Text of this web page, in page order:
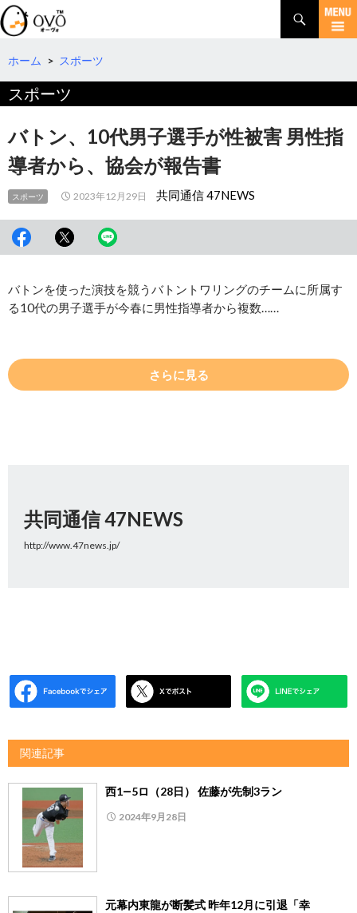
検
索
コ
テ
へ
動
ホーム > スポーツ
スポーツ
バトン、10代男子選手が性被害 男性指
導者から、協会が報告書
スポーツ 2023年12月29日 共同通信 47NEWS
バトンを使った演技を競うバトントワリングのチームに所属す
る10代の男子選手が今春に男性指導者から複数……
さらに見る
共同通信 47NEWS
http://www.47news.jp/
関連記事
西1―5ロ（28日） 佐藤が先制3ラン
2024年9月28日
元幕内東龍が断髪式 昨年12月に引退「幸